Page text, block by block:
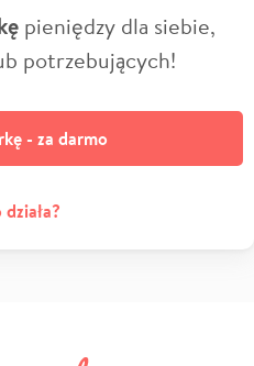
pieniędzy dla siebie,
potrzebujących!
- za darmo